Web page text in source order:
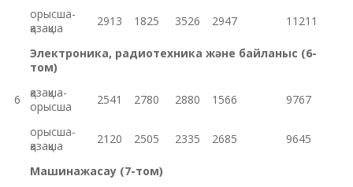
орысша-
қазақша
2913 1825 3526 2947 11211
6
Электроника, радиотехника және байланыс (6-
том)
қазақша-
орысша
2541 2780 2880 1566 9767
орысша-
қазақша
2120 2505 2335 2685 9645
Машинажасау (7-том)